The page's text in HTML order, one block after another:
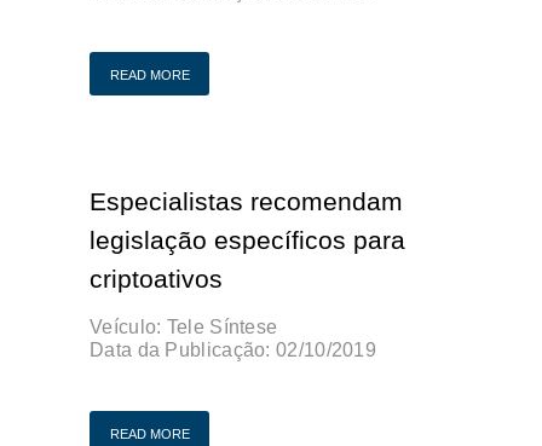
READ MORE
Especialistas recomendam
legislação específicos para
criptoativos
Veículo: Tele Síntese
Data da Publicação: 02/10/2019
READ MORE